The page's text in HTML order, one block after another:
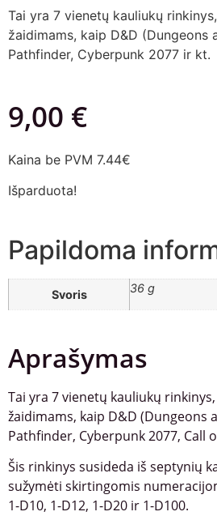
Tai yra 7 vienetų kauliukų
žaidimams, kaip D&D (Dungeons
Pathfinder, Cyberpunk 2077 ir kt.
9,00 €
Kaina be PVM 7.44€
Išparduota!
Papildoma
Svoris 36 g
Aprašymas
Tai yra 7 vienetų kauliukų
žaidimams, kaip D&D (Dungeons
Pathfinder, Cyberpunk 2077, Call
Šis rinkinys susideda iš septynių
sužymėti skirtingomis
1-D10, 1-D12, 1-D20 ir 1-D100.